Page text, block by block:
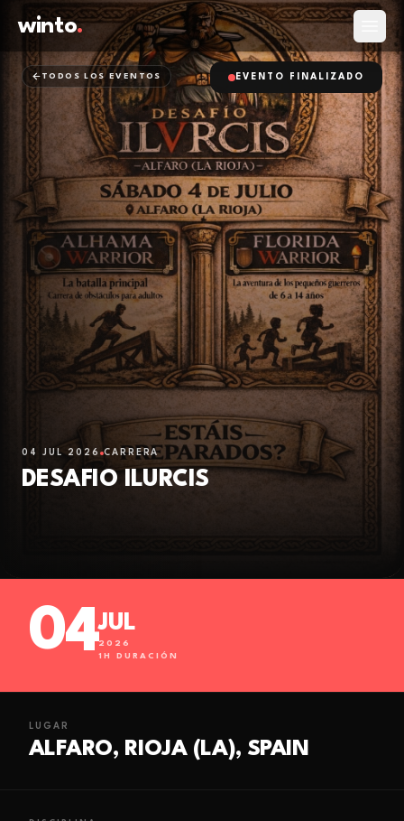
winto. Abrir
TODOS LOS EVENTOS
04 JUL 2026 CARRERA
DESAFIO ILURCIS
EVENTO FINALIZADO
04JUL
2026
1H DURACIÓN
LUGAR
ALFARO, RIOJA (LA), SPAIN